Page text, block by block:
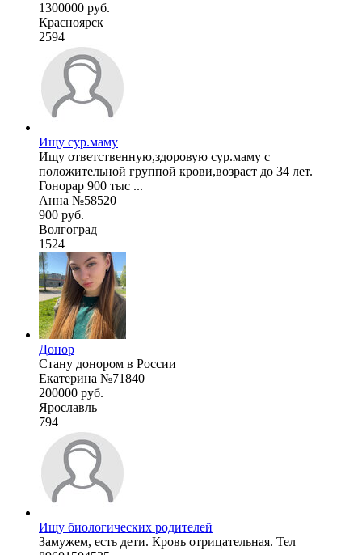
1300000 руб.
Красноярск
2594
Ищу сур.маму
Ищу ответственную,здоровую сур.маму с
положительной группой крови,возраст до 34 лет.
Гонорар 900 тыс ...
Анна №58520
900 руб.
Волгоград
1524
Донор
Стану донором в России
Екатерина №71840
200000 руб.
Ярославль
794
Ищу биологических родителей
Замужем, есть дети. Кровь отрицательная. Тел